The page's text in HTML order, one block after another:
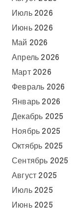
Июль 2026
Июнь 2026
Май 2026
Апрель 2026
Март 2026
Февраль 2026
Январь 2026
Декабрь 2025
Ноябрь 2025
Октябрь 2025
Сентябрь 2025
Август 2025
Июль 2025
Июнь 2025